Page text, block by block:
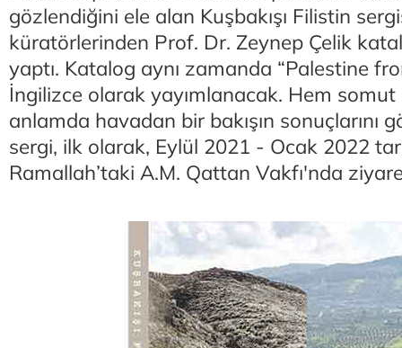
gözlendiğini ele alan Kuşbakışı Filistin
küratörlerinden Prof. Dr. Zeynep Çelik
yaptı. Katalog aynı zamanda “Palestine
İngilizce olarak yayımlanacak. Hem
anlamda havadan bir bakışın sonuçlarını
sergi, ilk olarak, Eylül 2021 - Ocak 2022
Ramallah’taki A.M. Qattan Vakfı'nda